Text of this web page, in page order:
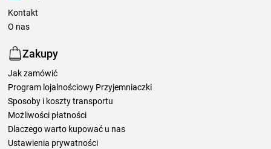
Kontakt
O nas
Zakupy
Jak zamówić
Program lojalnościowy Przyjemniaczki
Sposoby i koszty transportu
Możliwości płatności
Dlaczego warto kupować u nas
Ustawienia prywatności